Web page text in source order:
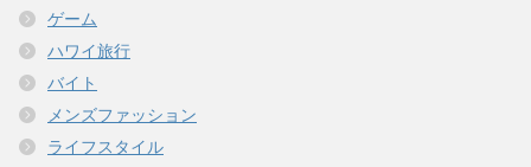
ゲーム
ハワイ旅行
バイト
メンズファッション
ライフスタイル